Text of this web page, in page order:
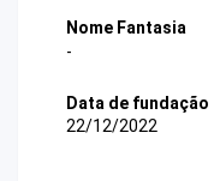
Nome Fantasia
-
Data de fundação
22/12/2022